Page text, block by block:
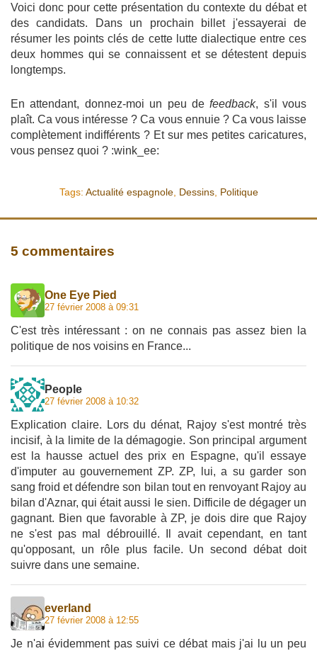
Voici donc pour cette présentation du contexte du débat et
des candidats. Dans un prochain billet j'essayerai de
résumer les points clés de cette lutte dialectique entre ces
deux hommes qui se connaissent et se détestent depuis
longtemps.
En attendant, donnez-moi un peu defeedback, s'il vous
plaît. Ca vous intéresse ? Ca vous ennuie ? Ca vous laisse
complètement indifférents ? Et sur mes petites caricatures,
vous pensez quoi ? :wink_ee:
Tags: Actualité espagnole, Dessins, Politique
5 commentaires
One Eye Pied
27 février 2008 à 09:31
C'est très intéressant : on ne connais pas assez bien la
politique de nos voisins en France...
People
27 février 2008 à 10:32
Explication claire. Lors du dénat, Rajoy s'est montré très
incisif, à la limite de la démagogie. Son principal argument
est la hausse actuel des prix en Espagne, qu'il essaye
d'imputer au gouvernement ZP. ZP, lui, a su garder son
sang froid et défendre son bilan tout en renvoyant Rajoy au
bilan d'Aznar, qui était aussi le sien. Difficile de dégager un
gagnant. Bien que favorable à ZP, je dois dire que Rajoy
ne s'est pas mal débrouillé. Il avait cependant, en tant
qu'opposant, un rôle plus facile. Un second débat doit
suivre dans une semaine.
everland
27 février 2008 à 12:55
Je n'ai évidemment pas suivi ce débat mais j'ai lu un peu